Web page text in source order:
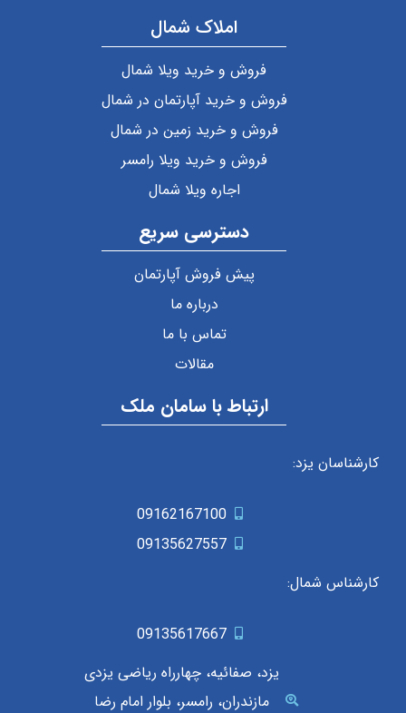
املاک شمال
فروش و خرید ویلا شمال
فروش و خرید آپارتمان در شمال
فروش و خرید زمین در شمال
فروش و خرید ویلا رامسر
اجاره ویلا شمال
دسترسی سریع
پیش فروش آپارتمان
درباره ما
تماس با ما
مقالات
ارتباط با سامان ملک
کارشناسان یزد:
09162167100
09135627557
کارشناس شمال:
09135617667
یزد، صفائیه، چهارراه ریاضی یزدی
مازندران، رامسر، بلوار امام رضا